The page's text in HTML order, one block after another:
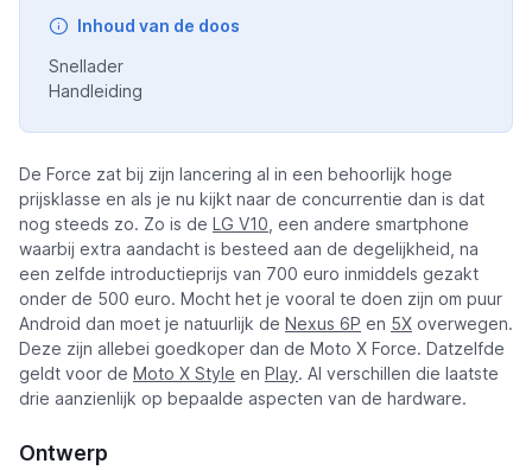
Inhoud van de doos
Snellader
Handleiding
De Force zat bij zijn lancering al in een behoorlijk hoge
prijsklasse en als je nu kijkt naar de concurrentie dan is dat
nog steeds zo. Zo is de LG V10, een andere smartphone
waarbij extra aandacht is besteed aan de degelijkheid, na
een zelfde introductieprijs van 700 euro inmiddels gezakt
onder de 500 euro. Mocht het je vooral te doen zijn om puur
Android dan moet je natuurlijk de Nexus 6P en 5X overwegen.
Deze zijn allebei goedkoper dan de Moto X Force. Datzelfde
geldt voor de Moto X Style en Play. Al verschillen die laatste
drie aanzienlijk op bepaalde aspecten van de hardware.
Ontwerp